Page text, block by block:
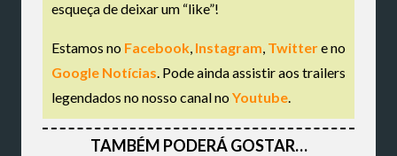
esqueça de deixar um “like”!
Estamos no Facebook Instagram Twittere no
Google Notícias . Pode ainda assistir aos trailers
legendados no nosso canal noYoutube
TAMBÉM PODERÁ GOSTAR…